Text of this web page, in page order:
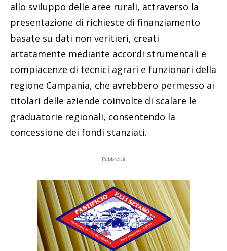
allo sviluppo delle aree rurali, attraverso la
presentazione di richieste di finanziamento
basate su dati non veritieri, creati
artatamente mediante accordi strumentali e
compiacenze di tecnici agrari e funzionari della
regione Campania, che avrebbero permesso ai
titolari delle aziende coinvolte di scalare le
graduatorie regionali, consentendo la
concessione dei fondi stanziati.
Pubblicità